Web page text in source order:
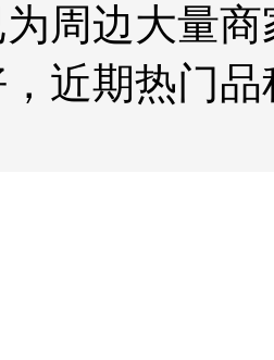
为周边大量
近期热门